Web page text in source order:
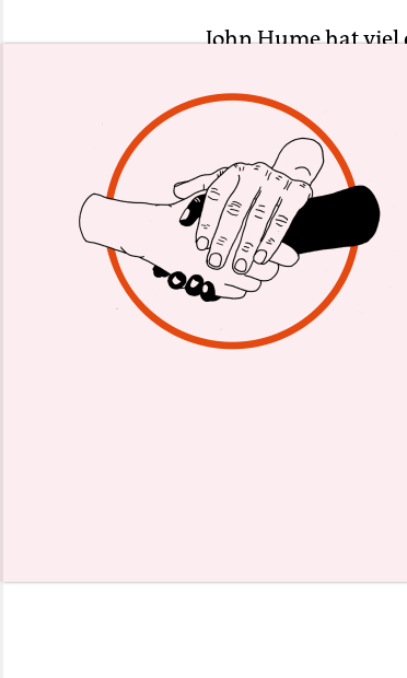
John Hume hat viel
nordirische
Abkommen
Frieden brachte.
Hume verfolgte von
Konflikt Ende der
Unterhaus und
Strategie führte
ihn als Abwiegler